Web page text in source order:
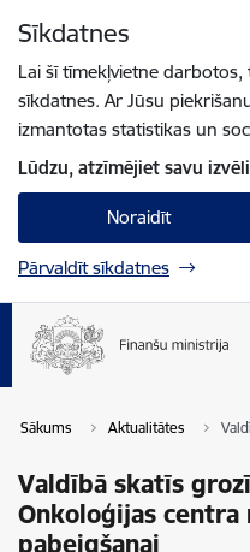
Sīkdatnes
Lai šī tīmekļvietne
sīkdatnes. Ar Jūsu
izmantotas statistikas un
Lūdzu, atzīmējiet savu
Noraidīt
Pārvaldīt sīkdatnes
Sākums Aktualitātes
Valdībā skatīs
Onkoloģijas
pabeigšanai